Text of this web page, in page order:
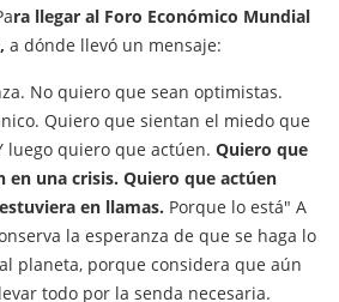
ra llegar al Foro Económico Mundial
a dónde llevó un mensaje:
No quiero que sean optimistas.
Quiero que sientan el miedo que
luego quiero que actúen. Quiero que
en una crisis. Quiero que actúen
en llamas. Porque lo está" A
la esperanza de que se haga lo
planeta, porque considera que aún
todo por la senda necesaria.